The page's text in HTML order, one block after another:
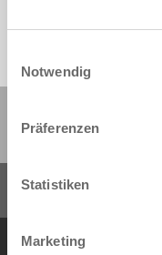
Notwendig
Präferenzen
Statistiken
Marketing
Conditions générales de vente